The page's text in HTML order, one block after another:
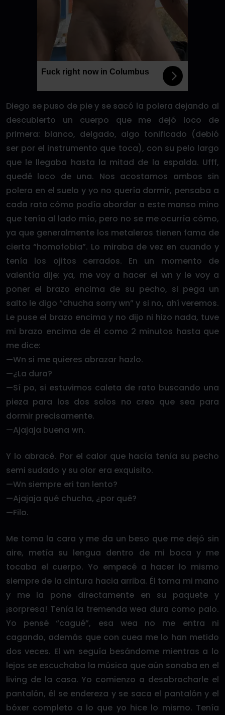
Fuck right now in Columbus
Diego se puso de pie y se sacó la polera dejando al
descubierto un cuerpo que me dejó loco de
primera: blanco, delgado, algo tonificado (debió
ser por el instrumento que toca), con su pelo largo
que le llegaba hasta la mitad de la espalda. Ufff,
quedé loco de una. Nos acostamos ambos sin
polera en el suelo y yo no quería dormir, pensaba a
cada rato cómo podía abordar a este manso mino
que tenía al lado mío, pero no se me ocurría cómo,
ya que generalmente los metaleros tienen fama de
cierta “homofobia”. Lo miraba de vez en cuando y
tenía los ojitos cerrados. En un momento de
valentía dije: ya, me voy a hacer el wn y le voy a
poner el brazo encima de su pecho, si pega un
salto le digo “chucha sorry wn” y si no, ahí veremos.
Le puse el brazo encima y no dijo ni hizo nada, tuve
mi brazo encima de él como 2 minutos hasta que
me dice:
—Wn si me quieres abrazar hazlo.
—¿La dura?
—Sí po, si estuvimos caleta de rato buscando una
pieza para los dos solos no creo que sea para
dormir precisamente.
—Ajajaja buena wn.
Y lo abracé. Por el calor que hacía tenía su pecho
semi sudado y su olor era exquisito.
—Wn siempre eri tan lento?
—Ajajaja qué chucha, ¿por qué?
—Filo.
Me toma la cara y me da un beso que me dejó sin
aire, metía su lengua dentro de mi boca y me
tocaba el cuerpo. Yo empecé a hacer lo mismo
siempre de la cintura hacia arriba. Él toma mi mano
y me la pone directamente en su paquete y
¡sorpresa! Tenía la tremenda wea dura como palo.
Yo pensé “cagué”, esa wea no me entra ni
cagando, además que con cuea me lo han metido
dos veces. El wn seguía besándome mientras a lo
lejos se escuchaba la música que aún sonaba en el
living de la casa. Yo comienzo a desabrocharle el
pantalón, él se endereza y se saca el pantalón y el
bóxer completo a lo que yo hice lo mismo. Tenía